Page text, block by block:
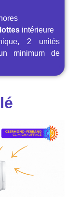
intérieure
2 unités
minimum de